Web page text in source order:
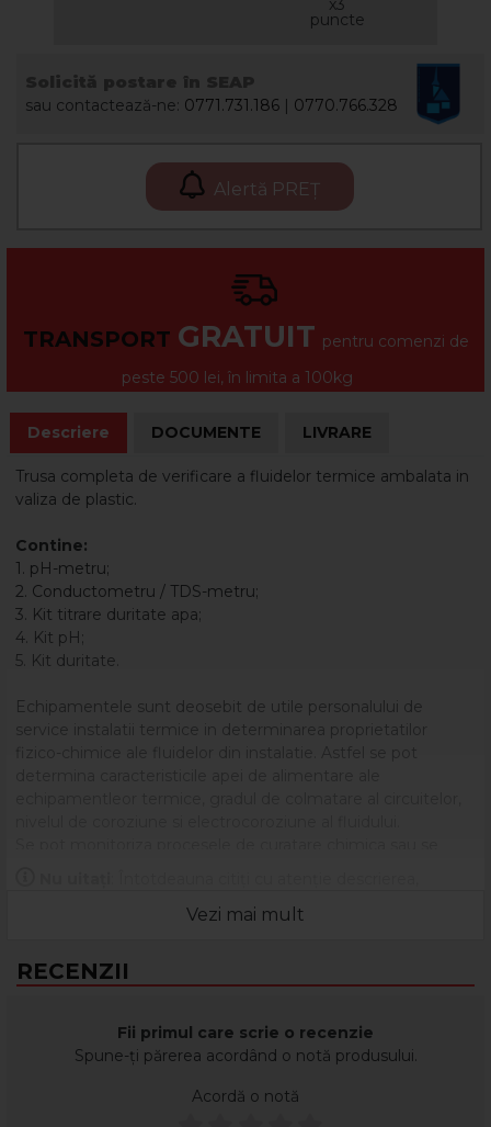
x3
puncte
sau contactează-ne: 0771.731.186 | 0770.766.328
Alertă PREȚ
TRANSPORT GRATUIT pentru comenzi de
peste 500 lei, în limita a 100kg
Descriere DOCUMENTE LIVRARE
Trusa completa de verificare a fluidelor termice ambalata in
valiza de plastic.
Contine:
1. pH-metru;
2. Conductometru / TDS-metru;
3. Kit titrare duritate apa;
4. Kit pH;
5. Kit duritate.
Echipamentele sunt deosebit de utile personalului de
service instalatii termice in determinarea proprietatilor
Vezi mai mult
eticheta și ambalajul produsului înainte de a-l utiliza!
RECENZII
Fii primul care scrie o recenzie
Spune-ți părerea acordând o notă produsului.
Acordă o notă